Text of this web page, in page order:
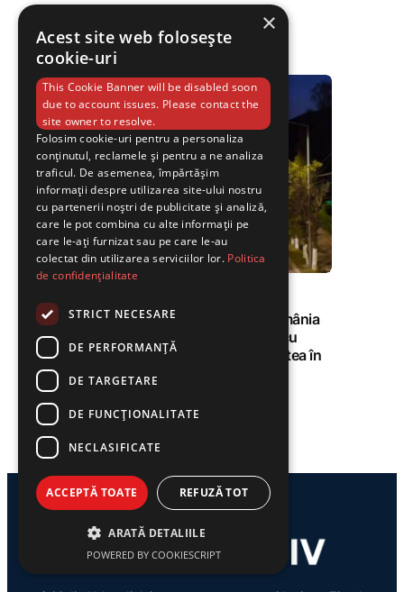
03 aug. 2026
Municipiul Vulcan, primul din România
care abordează criza energetică cu
solidaritate dar fără a lăsa localitatea în
beznă
×
Acest site web folosește
cookie-uri
This Cookie Banner will be disabled soon
due to account issues. Please contact the
site owner to resolve.
Folosim cookie-uri pentru a personaliza
conținutul, reclamele și pentru a ne analiza
traficul. De asemenea, împărtășim
informații despre utilizarea site-ului nostru
cu partenerii noștri de publicitate și analiză,
care le pot combina cu alte informații pe
care le-ați furnizat sau pe care le-au
colectat din utilizarea serviciilor lor. Politica
de confidențialitate
STRICT NECESARE
DE PERFORMANȚĂ
DE TARGETARE
DE FUNCŢIONALITATE
NECLASIFICATE
ACCEPTĂ TOATE REFUZĂ TOT
ARATĂ DETALIILE
POWERED BY COOKIESCRIPT